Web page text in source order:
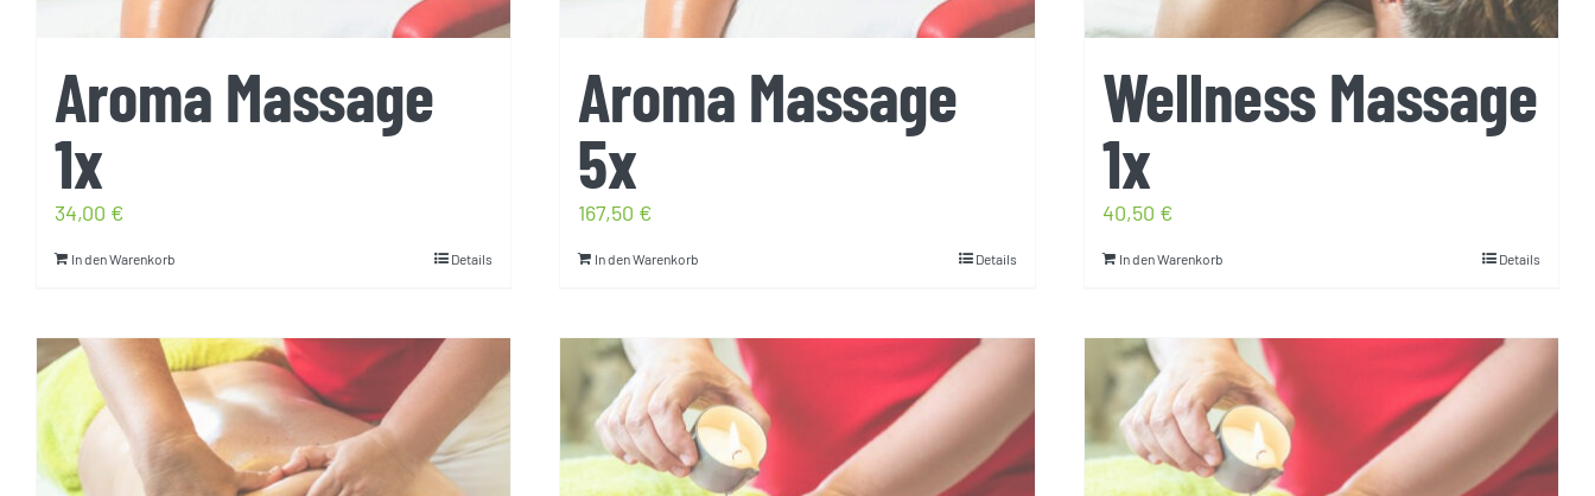
Aroma Massage
1x
34,00 €
In den Warenkorb Details
Aroma Massage
5x
167,50 €
In den Warenkorb Details
Wellness Massage
1x
40,50 €
In den Warenkorb Details